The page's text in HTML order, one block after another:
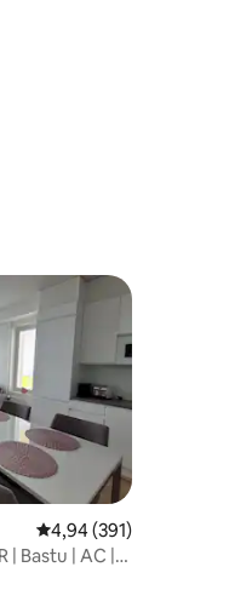
4,94 av 5 i
4,94 (391)
Bastu | AC |